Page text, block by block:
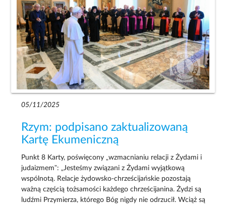
05/11/2025
Rzym: podpisano zaktualizowaną
Kartę Ekumeniczną
Punkt 8 Karty, poświęcony „wzmacnianiu relacji z Żydami i
judaizmem”: „Jesteśmy związani z Żydami wyjątkową
wspólnotą. Relacje żydowsko-chrześcijańskie pozostają
ważną częścią tożsamości każdego chrześcijanina. Żydzi są
ludźmi Przymierza, którego Bóg nigdy nie odrzucił. Wciąż są